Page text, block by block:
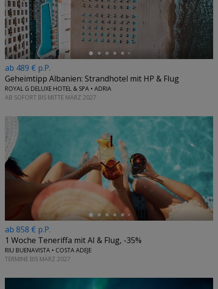
←
ab 489 € p.P.
Geheimtipp Albanien: Strandhotel mit HP & Flug
ROYAL G DELUXE HOTEL & SPA • ADRIA
AB SOFORT BIS MITTE MÄRZ 2027
←
ab 858 € p.P.
1 Woche Teneriffa mit AI & Flug, -35%
RIU BUENAVISTA • COSTA ADEJE
TERMINE BIS MÄRZ 2027